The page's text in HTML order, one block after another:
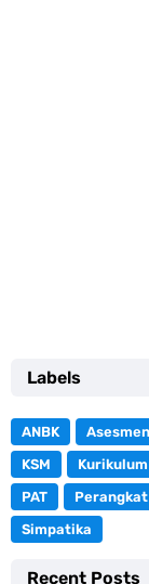
Labels
ANBK Asesmen
KSM
Kurikulum
PAT
Simpatika
Recent Posts